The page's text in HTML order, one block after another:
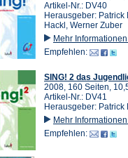
Artikel-Nr.: DV40
Herausgeber:
Hackl, Werner Zuber
Mehr Informationen
Empfehlen:
SING! 2 das
2008, 160 Seiten,
Artikel-Nr.: DV41
Herausgeber: Patrick
Mehr Informationen
Empfehlen: